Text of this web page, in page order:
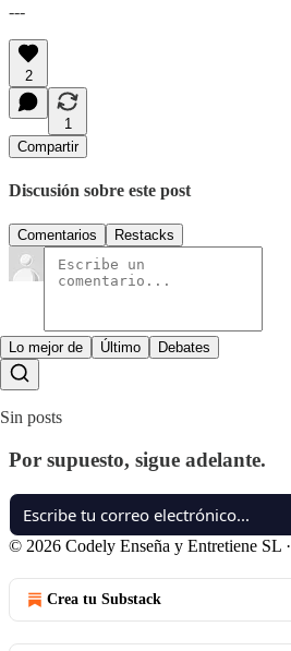
---
2
1
Compartir
Discusión sobre este post
Comentarios Restacks
Lo mejor de Último Debates
Sin posts
Por supuesto, sigue adelante.
© 2026 Codely Enseña y Entretiene SL ·
Crea tu Substack